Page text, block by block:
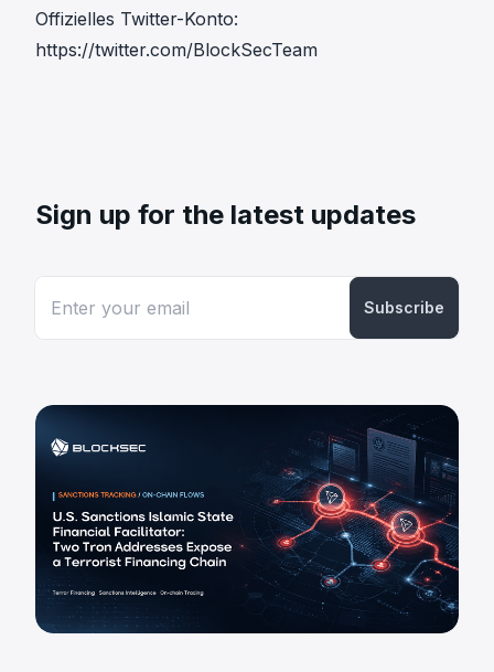
Offizielles Twitter-Konto:
https://twitter.com/BlockSecTeam
Sign up for the latest updates
Subscribe